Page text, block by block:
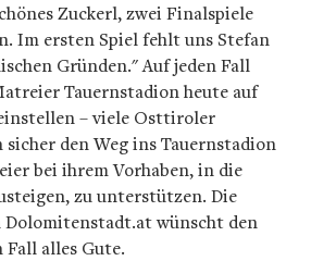
Zuckerl, zwei Finalspiele
Im ersten Spiel fehlt uns Stefan
Gründen."Auf jeden Fall
Tauernstadion heute auf
– viele Osttiroler
den Weg ins Tauernstadion
bei ihrem Vorhaben, in die
zu unterstützen. Die
wünscht den
alles Gute.